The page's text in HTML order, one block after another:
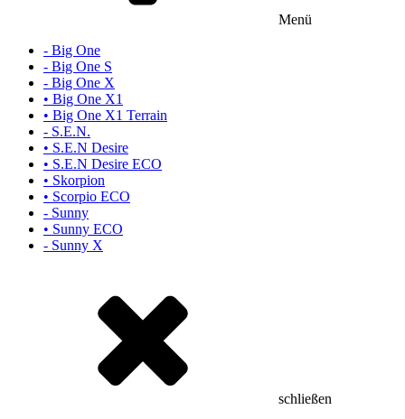
Menü
- Big One
- Big One S
- Big One X
• Big One X1
• Big One X1 Terrain
- S.E.N.
• S.E.N Desire
• S.E.N Desire ECO
• Skorpion
• Scorpio ECO
- Sunny
• Sunny ECO
- Sunny X
schließen